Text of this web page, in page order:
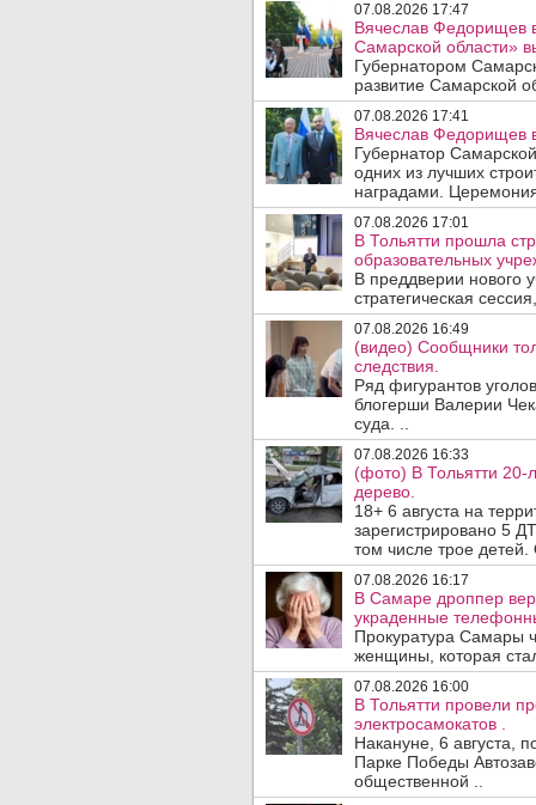
07.08.2026 17:47
Вячеслав Федорищев
Самарской области»
Губернатором
развитие Самарской
07.08.2026 17:41
Вячеслав Федорищев
Губернатор
одних из лучших
наградами.
07.08.2026 17:01
В Тольятти прошла
образовательных
В преддверии нового
стратегическая
07.08.2026 16:49
(видео) Сообщники
следствия.
Ряд фигурантов
блогерши Валерии
суда. ..
07.08.2026 16:33
(фото) В Тольятти 20-
дерево.
18+ 6 августа на
зарегистрировано 5
том числе трое
07.08.2026 16:17
В Самаре дроппер
украденные
Прокуратура Самары
женщины, которая
07.08.2026 16:00
В Тольятти провели
электросамокатов .
Накануне, 6 августа,
Парке Победы
общественной ..